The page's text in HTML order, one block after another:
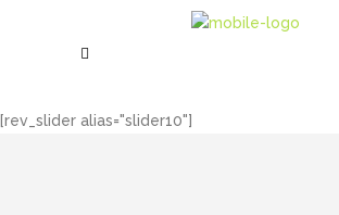
[rev_slider alias="slider10"]